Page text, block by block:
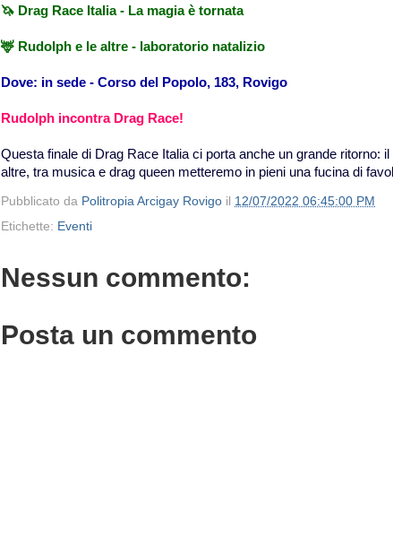
🦄 Drag Race Italia - La magia è tornata
🦌 Rudolph e le altre - laboratorio natalizio
Dove: in sede - Corso del Popolo, 183, Rovigo
Rudolph incontra Drag Race!
Questa finale di Drag Race Italia ci porta anche un grande ritorno:
altre, tra musica e drag queen metteremo in pieni una fucina di
Pubblicato da Politropia Arcigay Rovigo il 12/07/2022 06:45:00 PM
Etichette: Eventi
Nessun commento:
Posta un commento